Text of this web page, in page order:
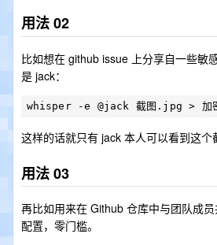
用法 02
比如想在 github issue 上分享自一些敏
是 jack：
这样的话就只有 jack 本人可以看到这个
用法 03
再比如用来在 Github 仓库中与团队成
配置，零门槛。